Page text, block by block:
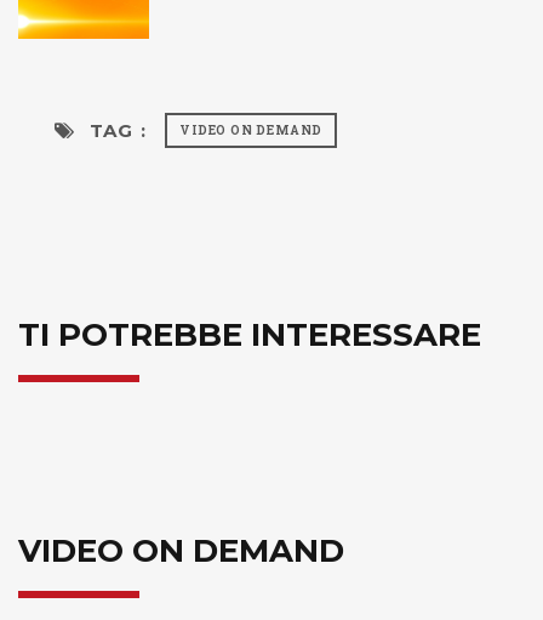
TAG : VIDEO ON DEMAND
TI POTREBBE INTERESSARE
VIDEO ON DEMAND